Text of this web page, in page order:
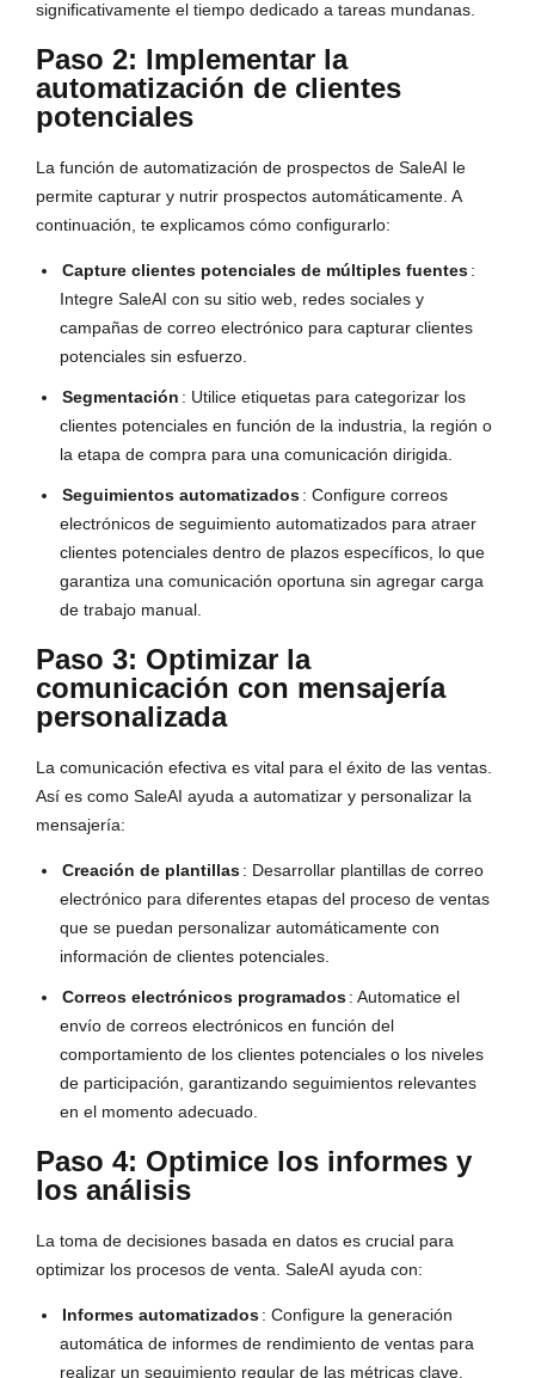
significativamente el tiempo dedicado a tareas mundanas.
Paso 2: Implementar la
automatización de clientes
potenciales
La función de automatización de prospectos de SaleAI le
permite capturar y nutrir prospectos automáticamente. A
continuación, te explicamos cómo configurarlo:
Capture clientes potenciales de múltiples fuentes:
Integre SaleAI con su sitio web, redes sociales y
campañas de correo electrónico para capturar clientes
potenciales sin esfuerzo.
Segmentación : Utilice etiquetas para categorizar los
clientes potenciales en función de la industria, la región o
la etapa de compra para una comunicación dirigida.
Seguimientos automatizados: Configure correos
electrónicos de seguimiento automatizados para atraer
clientes potenciales dentro de plazos específicos, lo que
garantiza una comunicación oportuna sin agregar carga
de trabajo manual.
Paso 3: Optimizar la
comunicación con mensajería
personalizada
La comunicación efectiva es vital para el éxito de las ventas.
Así es como SaleAI ayuda a automatizar y personalizar la
mensajería:
Creación de plantillas: Desarrollar plantillas de correo
electrónico para diferentes etapas del proceso de ventas
que se puedan personalizar automáticamente con
información de clientes potenciales.
Correos electrónicos programados: Automatice el
envío de correos electrónicos en función del
comportamiento de los clientes potenciales o los niveles
de participación, garantizando seguimientos relevantes
en el momento adecuado.
Paso 4: Optimice los informes y
los análisis
La toma de decisiones basada en datos es crucial para
optimizar los procesos de venta. SaleAI ayuda con:
Informes automatizados: Configure la generación
automática de informes de rendimiento de ventas para
realizar un seguimiento regular de las métricas clave.